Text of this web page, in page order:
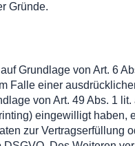
Gründe.
Grundlage von Art. 6
Falle einer
von Art. 49 Abs. 1
eingewilligt haben,
zur Vertragserfüllung